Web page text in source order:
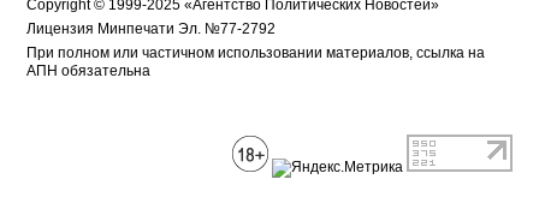
Copyright © 1999-2025 «Агентство Политических Новостей»
Лицензия Минпечати Эл. №77-2792
При полном или частичном использовании материалов, ссылка на
АПН обязательна